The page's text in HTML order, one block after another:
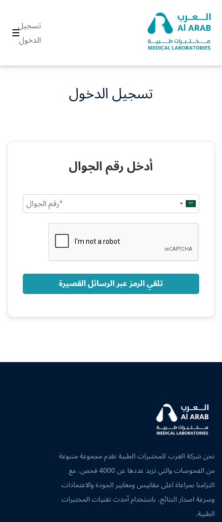
تسجيل
الدخول
تسجيل الدخول
أدخل رقم الجوال
Saudi
Arabia
تلقي الرمز عبر الرسائل القصيرة
نحن شركة العرب للمختبرات الطبية نقدم مجموعة متنوعة
من الفحوصات والتي تزيد عددها عن 4000 فحص، مع
التزامنا بمراعاة اعلى مقاييس ومعايير الجودة والاعتمادات
وسرعة اصدار النتائج، باستخدام أحدث تقنيات المختبرات
الطبية.